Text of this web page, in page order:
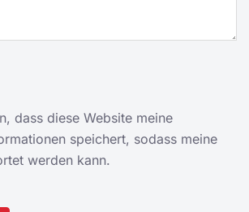
dass diese Website meine
speichert, sodass meine
werden kann.